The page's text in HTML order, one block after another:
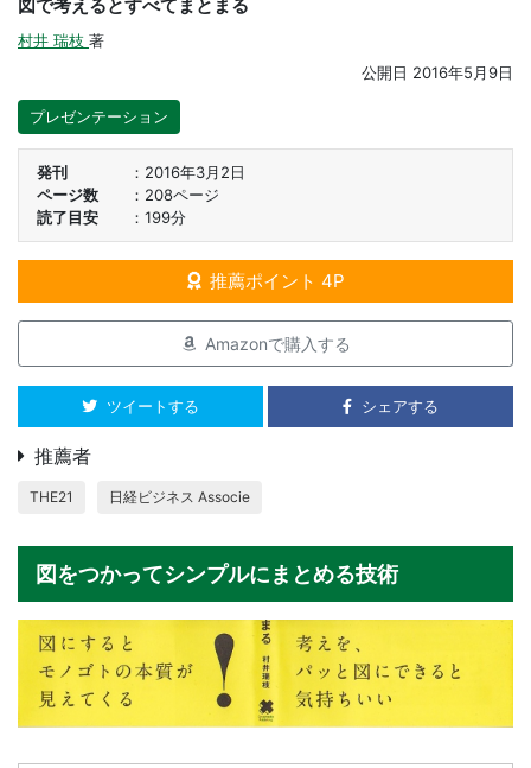
図で考えるとすべてまとまる
村井 瑞枝 著
公開日 2016年5月9日
プレゼンテーション
発刊
2016年3月2日
ページ数
208ページ
読了目安
199分
推薦ポイント 4P
Amazonで購入する
ツイートする シェアする
推薦者
THE21 日経ビジネス Associe
図をつかってシンプルにまとめる技術